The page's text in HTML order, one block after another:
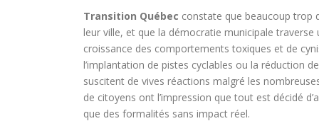
Transition Québec constate que beaucoup trop
leur ville, et que la démocratie municipale
croissance des comportements toxiques et de
l’implantation de pistes cyclables ou la réduction
suscitent de vives réactions malgré les
de citoyens ont l’impression que tout est décidé
que des formalités sans impact réel.